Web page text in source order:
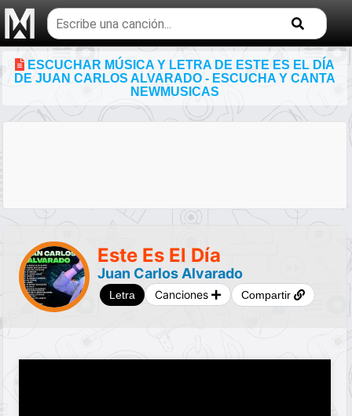
Buscar
temas
musicales
ESCUCHAR MÚSICA Y LETRA DE ESTE ES EL DÍA
DE JUAN CARLOS ALVARADO - ESCUCHA Y CANTA
NEWMUSICAS
Este Es El Día
Juan Carlos Alvarado
Letra Canciones Compartir